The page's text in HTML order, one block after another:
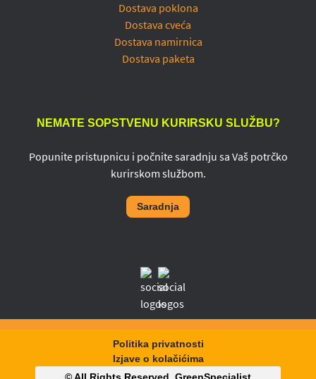
Dostava poklona
Dostava cveća
Dostava namirnica
Dostava paketa
NEMATE SOPSTVENU KURIRSKU SLUŽBU?
Popunite pristupnicu i počnite saradnju sa Vaš potrčko
kurirskom službom.
Saradnja
Politika privatnosti
Izjave o kolačićima